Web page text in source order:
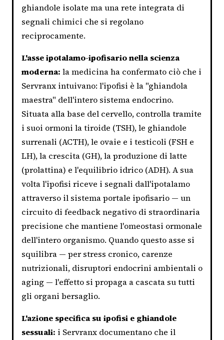
ghiandole isolate ma una rete integrata di
segnali chimici che si regolano
reciprocamente.
L'asse ipotalamo-ipofisario nella scienza
moderna: la medicina ha confermato ciò che i
Servranx intuivano: l'ipofisi è la "ghiandola
maestra" dell'intero sistema endocrino.
Situata alla base del cervello, controlla tramite
i suoi ormoni la tiroide (TSH), le ghiandole
surrenali (ACTH), le ovaie e i testicoli (FSH e
LH), la crescita (GH), la produzione di latte
(prolattina) e l'equilibrio idrico (ADH). A sua
volta l'ipofisi riceve i segnali dall'ipotalamo
attraverso il sistema portale ipofisario — un
circuito di feedback negativo di straordinaria
precisione che mantiene l'omeostasi ormonale
dell'intero organismo. Quando questo asse si
squilibra — per stress cronico, carenze
nutrizionali, disruptori endocrini ambientali o
aging — l'effetto si propaga a cascata su tutti
gli organi bersaglio.
L'azione specifica su ipofisi e ghiandole
sessuali: i Servranx documentano che il